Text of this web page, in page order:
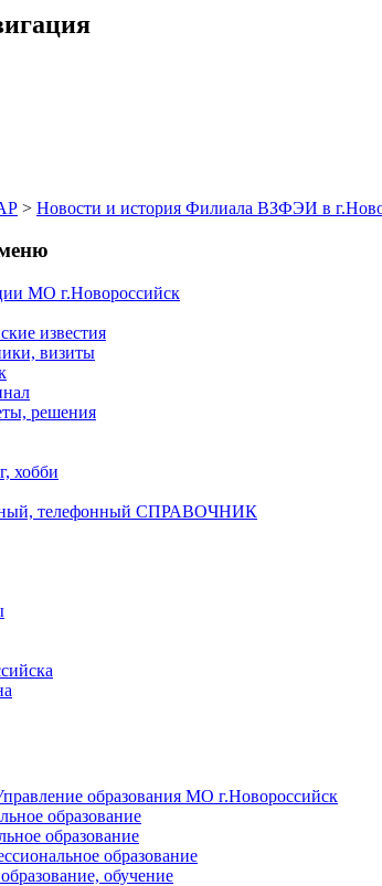
> Новости и история Филиала ВЗФЭИ в
МО г.Новороссийск
известия
визиты
решения
хобби
телефонный СПРАВОЧНИК
образования МО г.Новороссийск
образование
образование
образование
обучение